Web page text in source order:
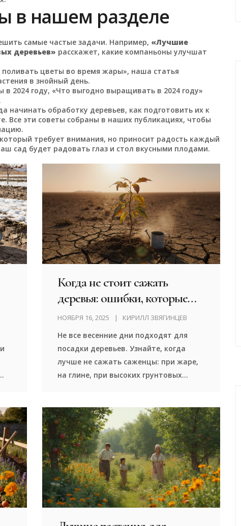
в нашем разделе
самые частые задачи. Например, «Лучшие
деревьев» расскажет, какие компаньоны улучшат
поливать цветы во время жары», наша статья
в знойный день.
2024 году, «Что выгодно выращивать в 2024 году»
начинать обработку деревьев, как подготовить их к
Все эти советы собраны в наших публикациях, чтобы
требует внимания, но приносит радость каждый
сад будет радовать глаз и стол вкусными плодами.
Когда не стоит сажать
деревья: ошибки, которые
убивают саженцы
НОЯБРЯ 16, 2025 КИРИЛЛ ЗВЯГИНЦЕВ
Не все весенние дни подходят для
посадки деревьев. Узнайте, когда
лучше не сажать саженцы: при жаре,
на глине, при высоких грунтовых